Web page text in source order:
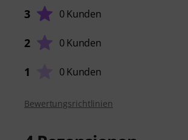
3 0 Kunden
2 0 Kunden
1 0 Kunden
Bewertungsrichtlinien